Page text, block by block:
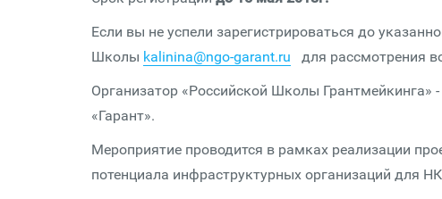
Если вы не успели зарегистрироваться до
Школы kalinina@ngo-garant.ru для рассмотрения
Организатор «Российской Школы Грантмейкинга»
«Гарант».
Мероприятие проводится в рамках реализации
потенциала инфраструктурных организаций для